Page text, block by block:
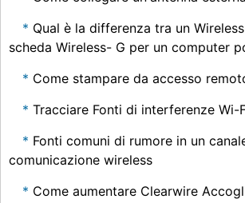
Qual è la differenza tra un
scheda Wireless- G per un computer
Come stampare da accesso
Tracciare Fonti di interferenze Wi-
Fonti comuni di rumore in un
comunicazione wireless
Come aumentare Clearwire